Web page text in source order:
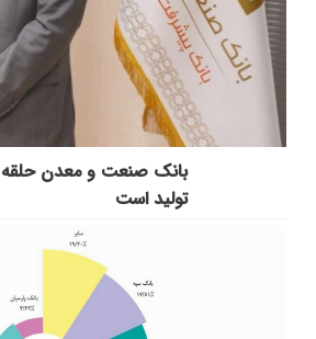
بانك صنعت و معدن
تولید است